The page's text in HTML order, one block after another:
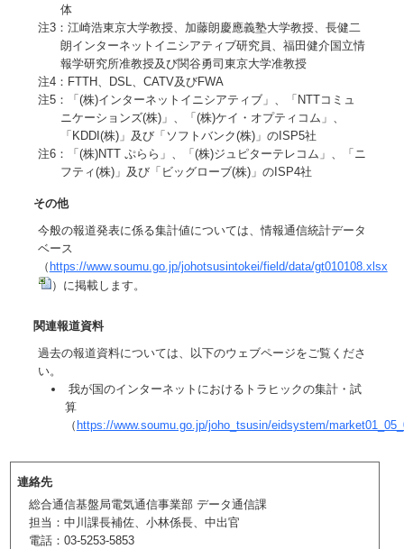
体
注3：江崎浩東京大学教授、加藤朗慶應義塾大学教授、長健二
朗インターネットイニシアティブ研究員、福田健介国立情
報学研究所准教授及び関谷勇司東京大学准教授
注4：FTTH、DSL、CATV及びFWA
注5：「(株)インターネットイニシアティブ」、「NTTコミュ
ニケーションズ(株)」、「(株)ケイ・オプティコム」、
「KDDI(株)」及び「ソフトバンク(株)」のISP5社
注6：「(株)NTT ぷらら」、「(株)ジュピターテレコム」、「ニ
フティ(株)」及び「ビッグローブ(株)」のISP4社
その他
今般の報道発表に係る集計値については、情報通信統計データ
ベース
（ https://www.soumu.go.jp/johotsusintokei/field/data/gt010108.xlsx
）に掲載します。
関連報道資料
過去の報道資料については、以下のウェブページをご覧くださ
い。
我が国のインターネットにおけるトラヒックの集計・試
算
（ https://www.soumu.go.jp/joho_tsusin/eidsystem/
連絡先
総合通信基盤局電気通信事業部 データ通信課
担当：中川課長補佐、小林係長、中出官
電話：03-5253-5853